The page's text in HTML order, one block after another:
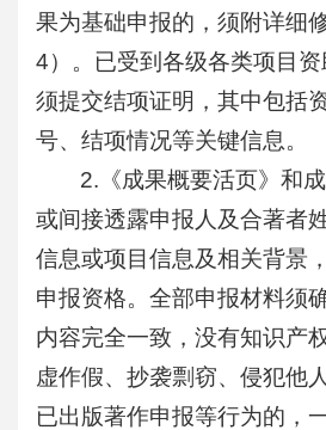
果为基础申报的，须附详细
4）。已受到各级各类项目资
须提交结项证明，其中包括
号、结项情况等关键信息。
2.《成果概要活页》和
或间接透露申报人及合著者
信息或项目信息及相关背景
申报资格。全部申报材料须
内容完全一致，没有知识产
虚作假、抄袭剽窃、侵犯他
已出版著作申报等行为的，